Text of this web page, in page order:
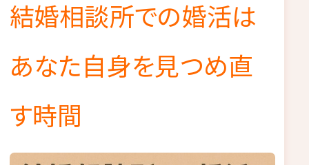
結婚相談所での婚活は
あなた自身を見つめ直
す時間